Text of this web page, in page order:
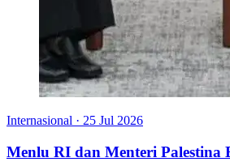
Internasional · 25 Jul 2026
Menlu RI dan Menteri Palestina